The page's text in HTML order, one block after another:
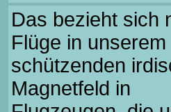
Das bezieht sich
Flüge in unserem
schützenden
Magnetfeld in